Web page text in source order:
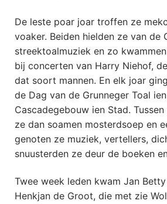
De leste poar joar troffen ze
voaker. Beiden hielden ze van de
streektoalmuziek en zo
bij concerten van Harry Niehof,
dat soort mannen. En elk joar
de Dag van de Grunneger Toal
Cascadegebouw ien Stad.
ze dan soamen mosterdsoep en
genoten ze muziek, vertellers,
snuusterden ze deur de boeken
Twee week leden kwam Jan
Henkjan de Groot, die met zie